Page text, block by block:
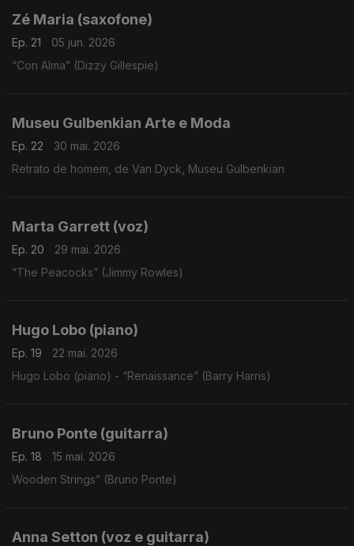
Zé Maria (saxofone)
Ep. 21
05 jun. 2026
“Con Alma” (Dizzy Gillespie)
Museu Gulbenkian Arte e Moda
Ep. 22
30 mai. 2026
Retrato de homem, de Van Dyck, Museu Gulbenkian
Marta Garrett (voz)
Ep. 20
29 mai. 2026
“The Peacocks” (Jimmy Rowles)
Hugo Lobo (piano)
Ep. 19
22 mai. 2026
Hugo Lobo (piano) - “Renaissance” (Barry Harris)
Bruno Ponte (guitarra)
Ep. 18
15 mai. 2026
Wooden Strings” (Bruno Ponte)
Anna Setton (voz e guitarra)